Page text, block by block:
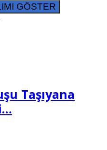
Taşıyana